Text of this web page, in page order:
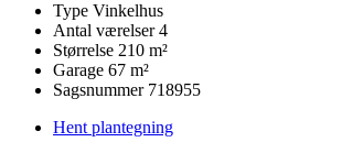
Type Vinkelhus
Antal værelser 4
Størrelse 210 m²
Garage 67 m²
Sagsnummer 718955
Hent plantegning